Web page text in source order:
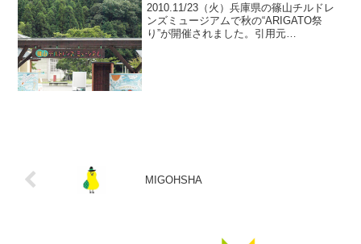
2010.11/23（火）兵庫県の篠山チルドレ
ンズミュージアムで秋の“ARIGATO祭
り”が開催されました。引用元
MIGOHSHA